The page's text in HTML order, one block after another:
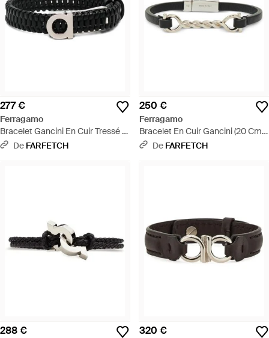
277 €
Ferragamo
Bracelet Gancini En Cuir Tressé -
NoirDe FARFETCH
250 €
Ferragamo
Bracelet En Cuir Gancini (20 Cm) -
Blanc
De FARFETCH
288 € 320 €